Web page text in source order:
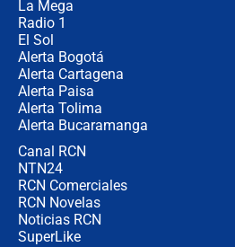
La Mega
Radio 1
El Sol
Alerta Bogotá
Alerta Cartagena
Alerta Paisa
Alerta Tolima
Alerta Bucaramanga
Canal RCN
NTN24
RCN Comerciales
RCN Novelas
Noticias RCN
SuperLike